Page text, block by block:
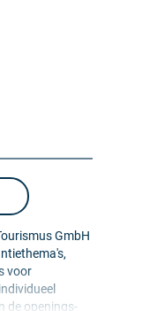
GmbH
voor
de openings-